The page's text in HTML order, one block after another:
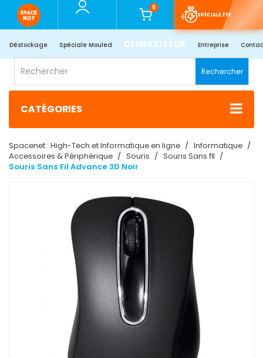
0
SPÉCIALE ÉTÉ
Déstockage Spéciale Mouled CLIMATISEUR Entreprise
Rechercher
CATÉGORIES
Spacenet : High-Tech et Informatique en ligne
Informatique
Accessoires & Périphérique
Souris
Souris Sans fil
Souris Sans Fil Advance 3D Noir